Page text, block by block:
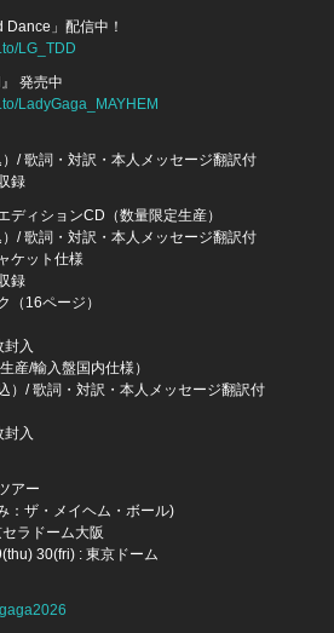
」配信中！
LG_TDD
発売中
LadyGaga_MAYHEM
/ 歌詞・対訳・本人メッセージ翻訳付
録
ィションCD（数量限定生産）
/ 歌詞・対訳・本人メッセージ翻訳付
ケット仕様
録
（16ページ）
入
産/輸入盤国内仕様）
）/ 歌詞・対訳・本人メッセージ翻訳付
入
アー
：ザ・メイヘム・ボール)
ラドーム大阪
30(fri) : 東京ドーム